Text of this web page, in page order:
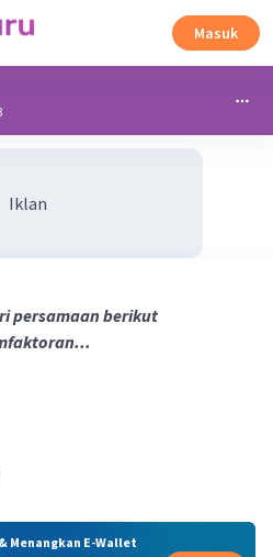
Masuk
Iklan
persamaan berikut
Menangkan E-Wallet